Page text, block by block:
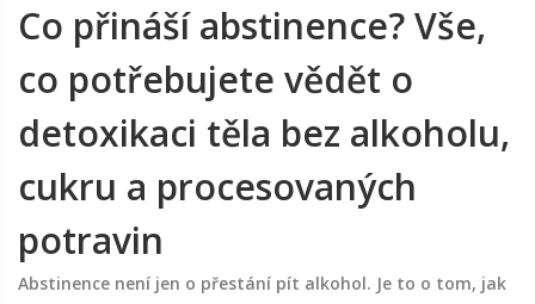
Co přináší abstinence? Vše,
co potřebujete vědět o
detoxikaci těla bez alkoholu,
cukru a procesovaných
potravin
Abstinence není jen o přestání pít alkohol. Je to o tom, jak